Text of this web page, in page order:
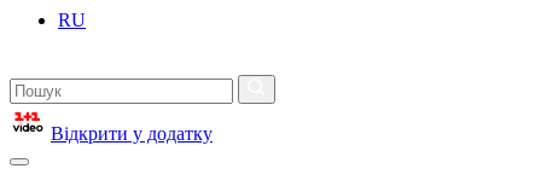
RU
Відкрити у додатку